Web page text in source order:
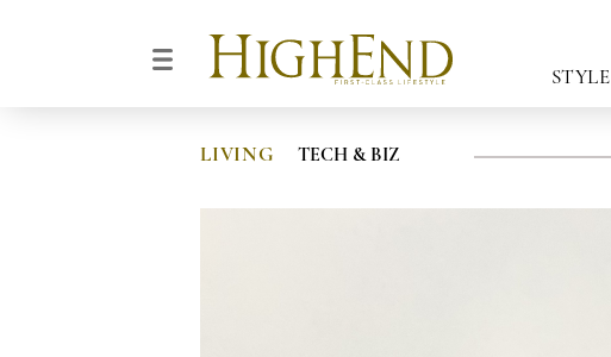
STYLE
LIVING TECH & BIZ